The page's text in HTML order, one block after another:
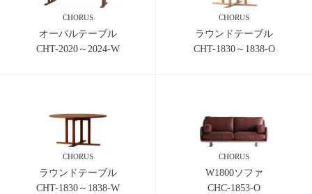
CHORUS
オーバルテーブル
CHT-2020～2024-W
CHORUS
ラウンドテーブル
CHT-1830～1838-O
CHORUS
ラウンドテーブル
CHT-1830～1838-W
CHORUS
W1800ソファ
CHC-1853-O